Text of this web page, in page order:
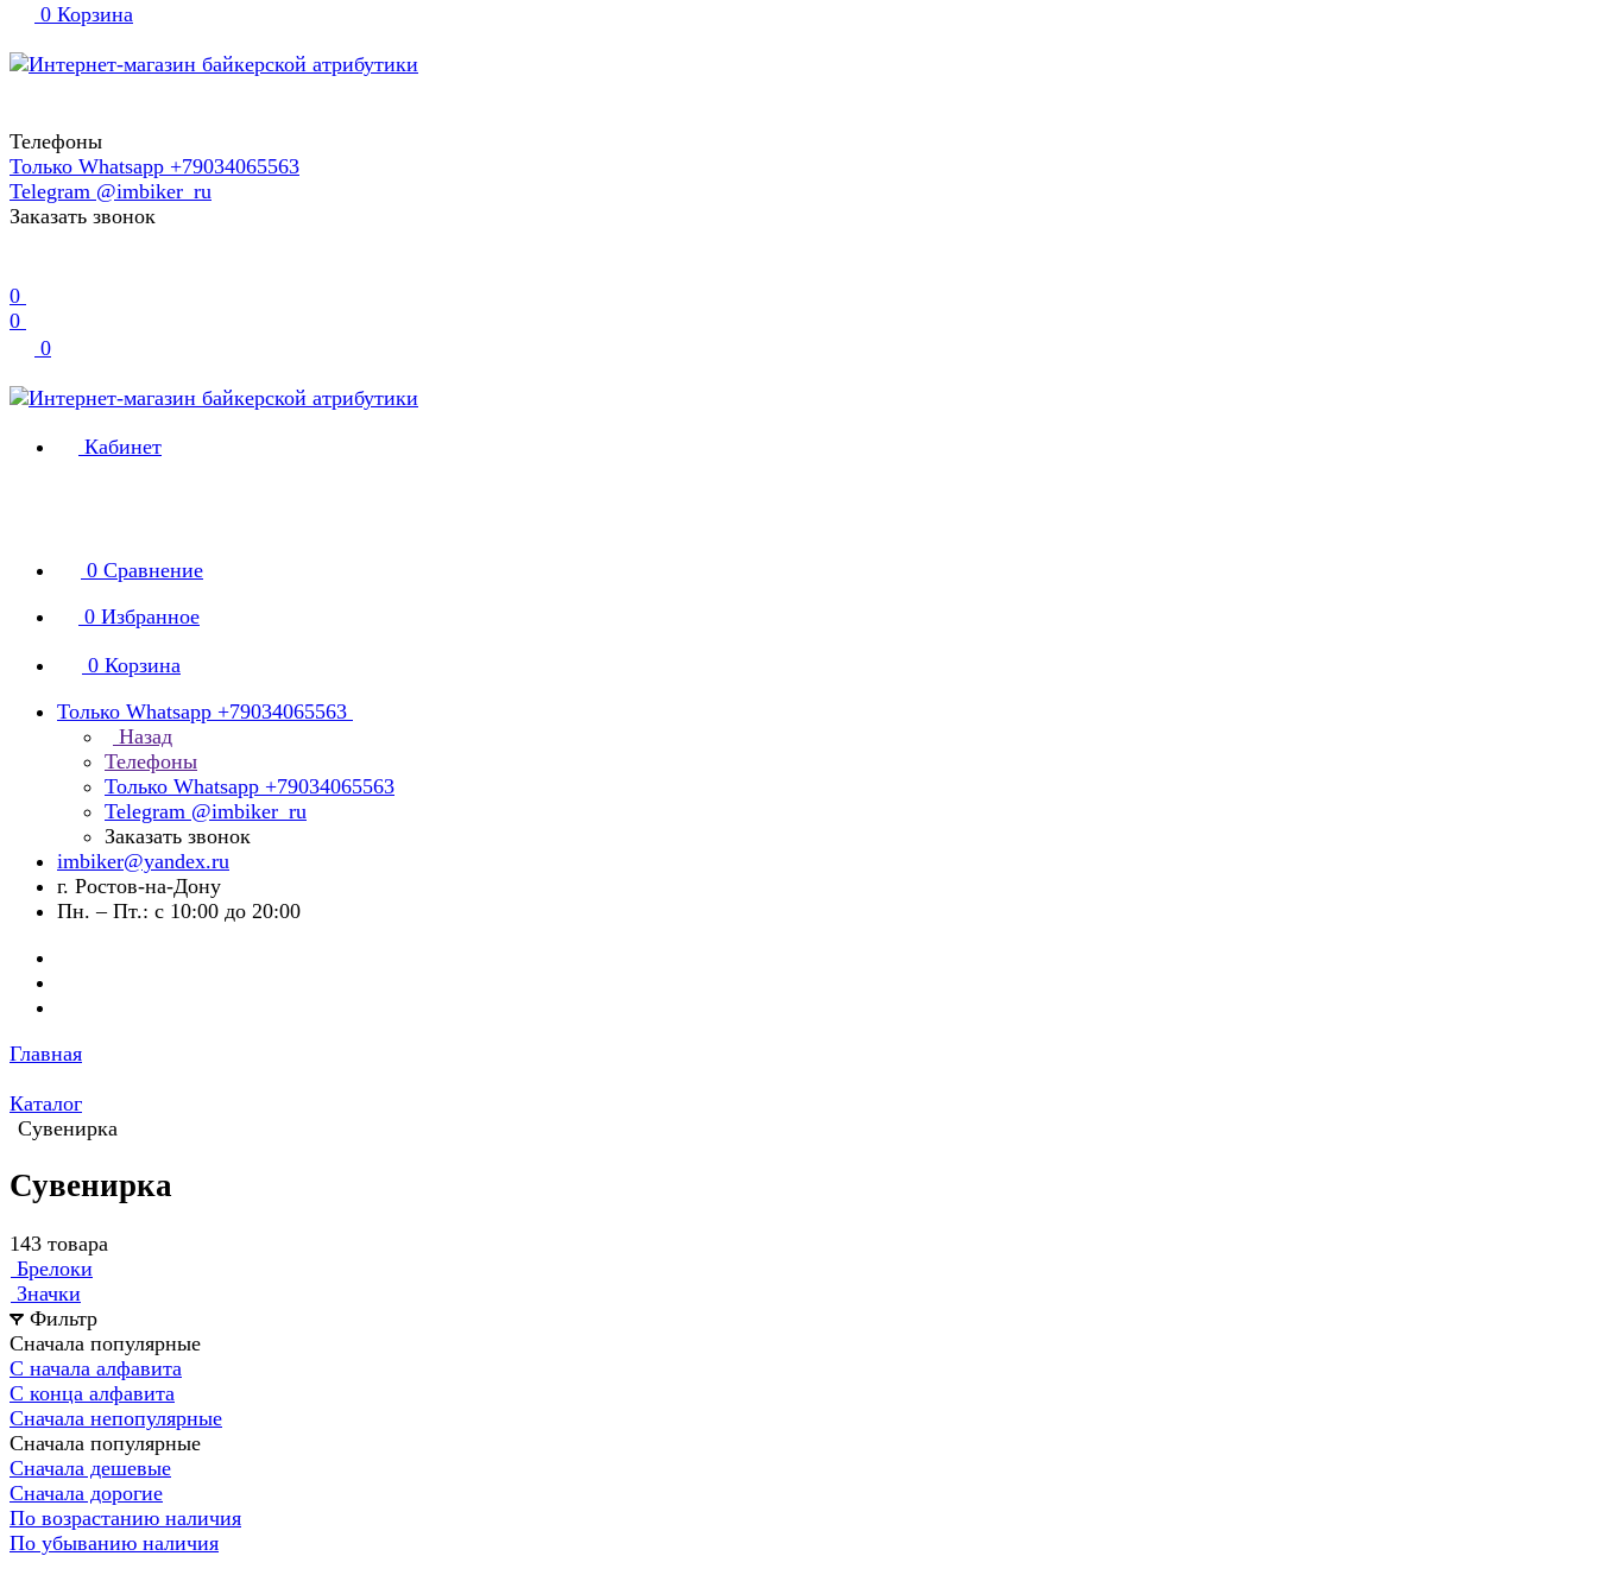
0 Корзина
Телефоны
Только Whatsapp +79034065563
Telegram @imbiker_ru
Заказать звонок
0
0
0
Кабинет
0 Сравнение
0 Избранное
0 Корзина
Только Whatsapp +79034065563
Назад
Телефоны
Только Whatsapp +79034065563
Telegram @imbiker_ru
Заказать звонок
imbiker@yandex.ru
г. Ростов-на-Дону
Пн. – Пт.: с 10:00 до 20:00
Главная
Каталог
Сувенирка
Сувенирка
143 товара
Брелоки
Значки
Фильтр
Сначала популярные
С начала алфавита
С конца алфавита
Сначала непопулярные
Сначала популярные
Сначала дешевые
Сначала дорогие
По возрастанию наличия
По убыванию наличия